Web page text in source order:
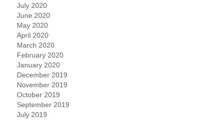
July 2020
June 2020
May 2020
April 2020
March 2020
February 2020
January 2020
December 2019
November 2019
October 2019
September 2019
July 2019